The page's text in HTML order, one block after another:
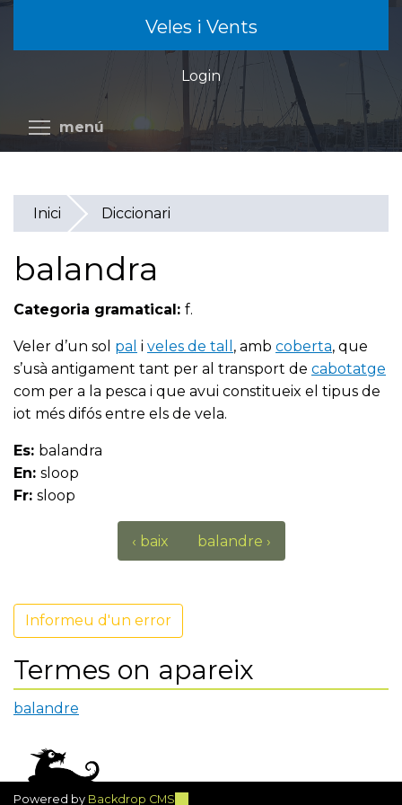
contingut
Veles i Vents
Login
menú Commuta la visibilitat del menú
Inici Diccionari
balandra
Categoria gramatical: f.
Veler d’un sol pal i veles de tall , amb coberta, que
s’usà antigament tant per al transport de cabotatge
com per a la pesca i que avui constitueix el tipus de
iot més difós entre els de vela.
Es: balandra
En: sloop
Fr: sloop
‹ baix balandre ›
Informeu d'un error
Termes on apareix
balandre
Powered by Backdrop CMS